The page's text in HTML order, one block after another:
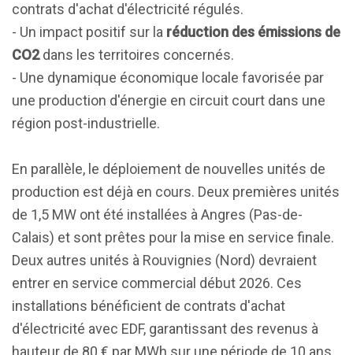
contrats d'achat d'électricité régulés.
- Un impact positif sur la réduction des émissions de
CO2dans les territoires concernés.
- Une dynamique économique locale favorisée par
une production d'énergie en circuit court dans une
région post-industrielle.
En parallèle, le déploiement de nouvelles unités de
production est déjà en cours. Deux premières unités
de 1,5 MW ont été installées à Angres (Pas-de-
Calais) et sont prêtes pour la mise en service finale.
Deux autres unités à Rouvignies (Nord) devraient
entrer en service commercial début 2026. Ces
installations bénéficient de contrats d'achat
d'électricité avec EDF, garantissant des revenus à
hauteur de 80 € par MWh sur une période de 10 ans.